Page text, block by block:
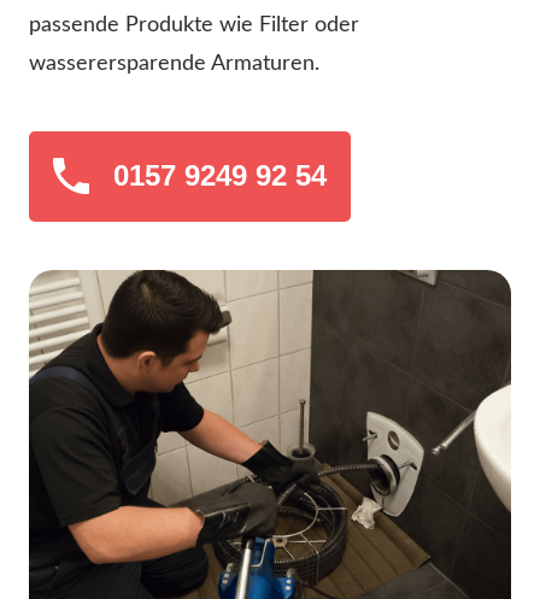
passende Produkte wie Filter oder
wasserersparende Armaturen.
0157 9249 92 54